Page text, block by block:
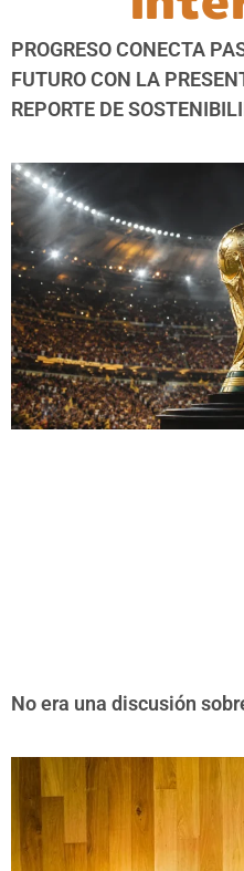
PROGRESO CONECTA
FUTURO CON LA
REPORTE DE
No era una discusión